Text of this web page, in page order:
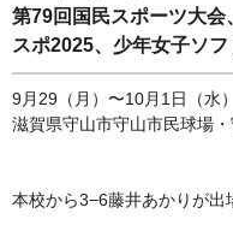
第79回国民スポーツ大
スポ2025、少年女子ソ
9月29（月）〜10月1日（水）
滋賀県守山市守山市民球場
本校から3−6藤井あかりが出